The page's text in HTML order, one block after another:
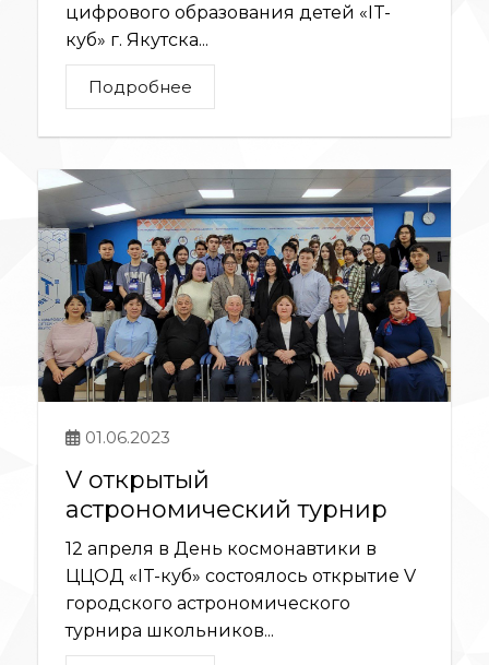
цифрового образования детей «IT-
куб» г. Якутска...
Подробнее
01.06.2023
V открытый
астрономический турнир
12 апреля в День космонавтики в
ЦЦОД «IT-куб» состоялось открытие V
городского астрономического
турнира школьников...